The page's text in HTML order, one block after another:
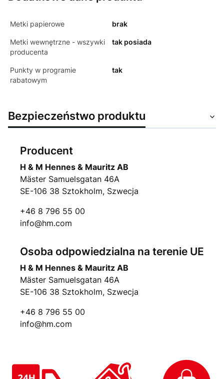
Metki papierowe brak
Metki wewnętrzne - wszywki
producenta
tak posiada
Punkty w programie
rabatowym
tak
Bezpieczeństwo produktu
Producent
H & M Hennes & Mauritz AB
Mäster Samuelsgatan 46A
SE-106 38 Sztokholm, Szwecja
+46 8 796 55 00
info@hm.com
Osoba odpowiedzialna na terenie UE
H & M Hennes & Mauritz AB
Mäster Samuelsgatan 46A
SE-106 38 Sztokholm, Szwecja
+46 8 796 55 00
info@hm.com